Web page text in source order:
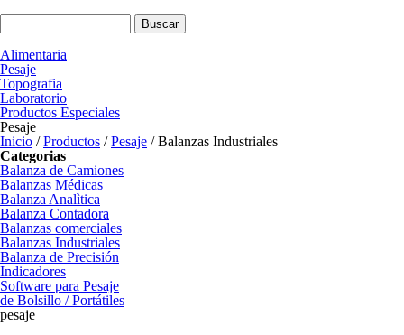
Formulario de búsqueda
Alimentaria
Pesaje
Topografia
Laboratorio
Productos Especiales
Pesaje
Inicio / Productos / Pesaje / Balanzas Industriales
Categorias
Balanza de Camiones
Balanzas Médicas
Balanza Analìtica
Balanza Contadora
Balanzas comerciales
Balanzas Industriales
Balanza de Precisión
Indicadores
Software para Pesaje
de Bolsillo / Portátiles
pesaje